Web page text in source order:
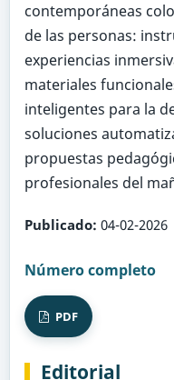
contemporáneas
de las personas:
experiencias
materiales
inteligentes para la
soluciones
propuestas
profesionales del
Publicado: 04-02-2026
Número completo
PDF
Editorial